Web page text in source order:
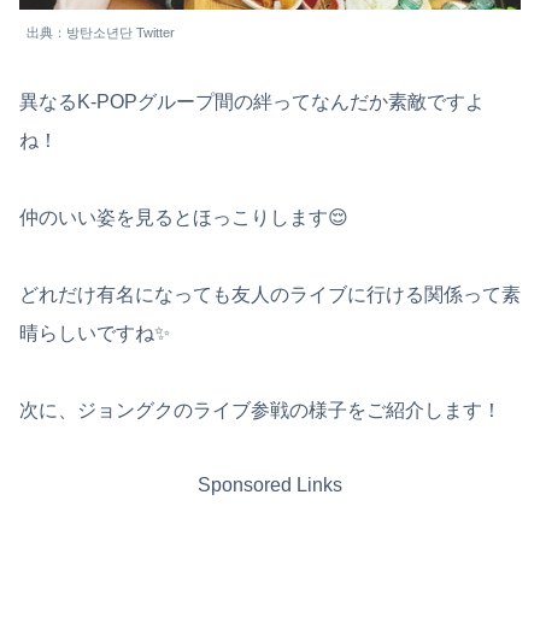
出典：방탄소년단 Twitter
異なるK-POPグループ間の絆ってなんだか素敵ですよ
ね！
仲のいい姿を見るとほっこりします😌
どれだけ有名になっても友人のライブに行ける関係って素
晴らしいですね✨
次に、ジョングクのライブ参戦の様子をご紹介します！
Sponsored Links